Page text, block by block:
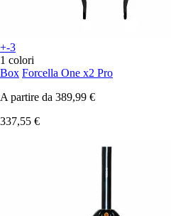
+-3
1 colori
Box Forcella One x2 Pro
A partire da 389,99 €
337,55 €